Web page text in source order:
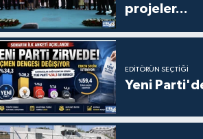
projeler...
EDITÖRÜN SEÇTIĞI
Yeni